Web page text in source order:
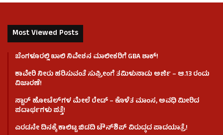
Most Viewed Posts
ಬೆಂಗಳೂರಲ್ಲಿ ಖಾಲಿ ನಿವೇಶನ ಮಾಲೀಕರಿಗೆ GBA ಶಾಕ್!
ಕಾವೇರಿ ನೀರು ಹರಿಸುವಂತೆ ಸುಪ್ರೀಂಗೆ ತಮಿಳುನಾಡು ಅರ್ಜಿ – ಆ.13 ರಂದು
ವಿಚಾರಣೆ!
ಸ್ಟಾರ್ ಹೋಟೆಲ್​​​ಗಳ ಮೇಲೆ ರೇಡ್ – ಕೊಳೆತ ಮಾಂಸ, ಅವಧಿ ಮೀರಿದ
ಪದಾರ್ಥಗಳು ಪತ್ತೆ!
ಎರಡನೇ ದಿನಕ್ಕೆ ಕಾಲಿಟ್ಟ ಬಿಡದಿ ಟೌನ್​ಶಿಪ್ ವಿರುದ್ಧದ ಪಾದಯಾತ್ರೆ!